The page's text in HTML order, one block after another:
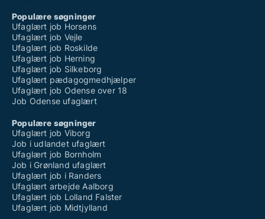
Populære søgninger
Ufaglært job Horsens
Ufaglært job Vejle
Ufaglært job Roskilde
Ufaglært job Herning
Ufaglært job Silkeborg
Ufaglært pædagogmedhjælper
Ufaglært job Odense over 18
Job Odense ufaglært
Populære søgninger
Ufaglært job Viborg
Job i udlandet ufaglært
Ufaglært job Bornholm
Job i Grønland ufaglært
Ufaglært job i Randers
Ufaglært arbejde Aalborg
Ufaglært job Lolland Falster
Ufaglært job Midtjylland